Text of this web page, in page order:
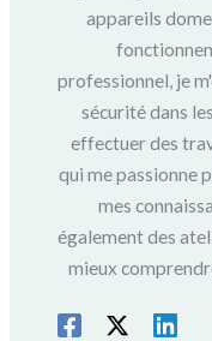
appareils
professionnel, je
sécurité dans
effectuer des
qui me passionne
mes
également des
mieux